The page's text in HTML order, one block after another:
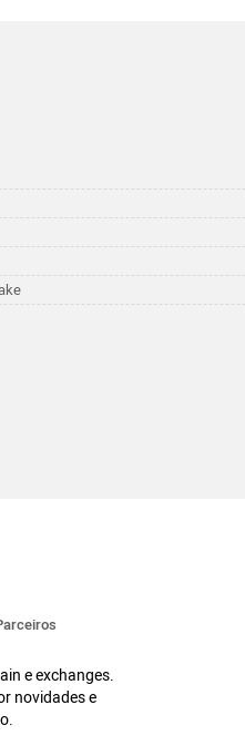
e exchanges.
novidades e